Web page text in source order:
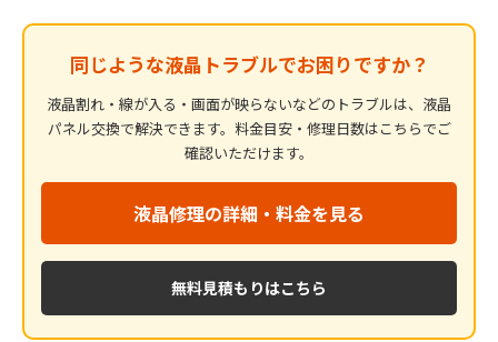
同じような液晶トラブルでお困りですか？
液晶割れ・線が入る・画面が映らないなどのトラブルは、液晶
パネル交換で解決できます。料金目安・修理日数はこちらでご
確認いただけます。
液晶修理の詳細・料金を見る
無料見積もりはこちら